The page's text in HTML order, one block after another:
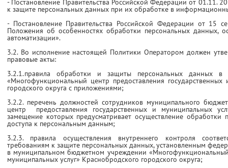
- Постановление Правительства Российской Федерации от 01.11.
к защите персональных данных при их обработке в
- Постановление Правительства Российской Федерации от
Положения об особенностях обработки персональных данных,
автоматизации».
3.2. Во исполнение настоящей Политики Оператором должен
правовые акты:
3.2.1.правила обработки и защиты персональных данных в
«Многофункциональный центр предоставления
городского округа с приложениями;
3.2.2. перечень должностей сотрудников муниципального
центр предоставления государственных и муниципальных
замещение которых предусматривает осуществление
доступа к персональным данным;
3.2.3. правила осуществления внутреннего контроля
требованиям к защите персональных данных, установленным
в муниципальном бюджетном учреждении
муниципальных услуг» Краснобродского городского округа;